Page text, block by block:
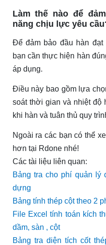
Làm thế nào để
năng chịu lực yêu
Để đảm bảo đầu hàn
bạn cần thực hiện hàn
áp dụng.
Điều này bao gồm lựa
soát thời gian và nhiệt độ
khi hàn và tuân thủ quy
Ngoài ra các bạn có thể
hơn tại Rdone nhé!
Các tài liệu liên quan:
Bảng tra cho phí quản
dựng
Bảng tính thép cột theo 2
File Excel tính toán kích
dầm, sàn , cột
Bảng tra diện tích cốt